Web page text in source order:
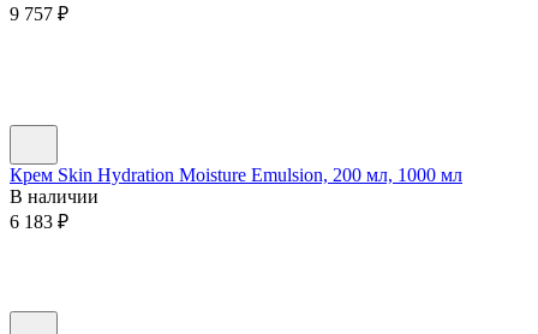
9 757 ₽
Крем Skin Hydration Moisture Emulsion, 200 мл, 1000 мл
В наличии
6 183 ₽